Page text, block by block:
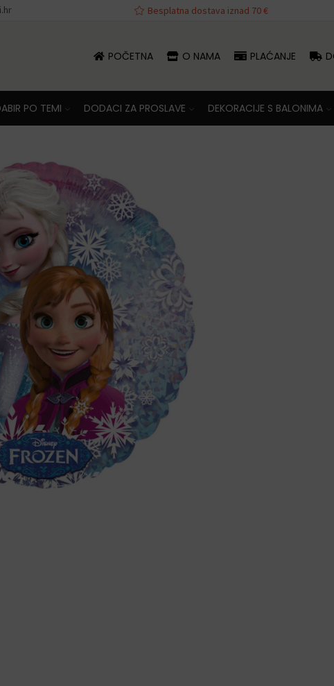
iznad 70 € Besplatna dostava iznad 70 €
POČETNA O NAMA PLAĆANJE
PO TEMI DODACI ZA PROSLAVE DEKORACIJE S BALONIMA